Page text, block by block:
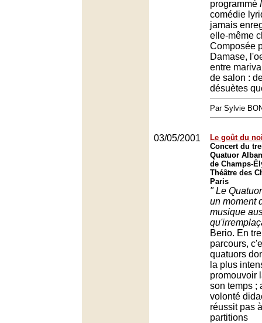
programmé
comédie
jamais
elle-même
Composée
Damase,
entre
de salon :
désuètes
Par Sylvie
03/05/2001
Le goût du
Concert du
Quatuor
de Champs-
Théâtre des
Paris
" Le
un moment
musique
Berio. En
parcours,
quatuors
la plus
promouvoir
son temps ;
volonté
réussit pas
partitions